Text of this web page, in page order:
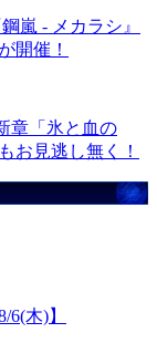
嵐 - メカラシ』
開催！
章「氷と血の
お見逃し無く！
木)】